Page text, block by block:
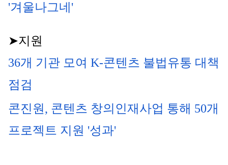
'겨울나그네'
➤지원
36개 기관 모여 K-콘텐츠 불법유통 대책
점검
콘진원, 콘텐츠 창의인재사업 통해 50개
프로젝트 지원 '성과'